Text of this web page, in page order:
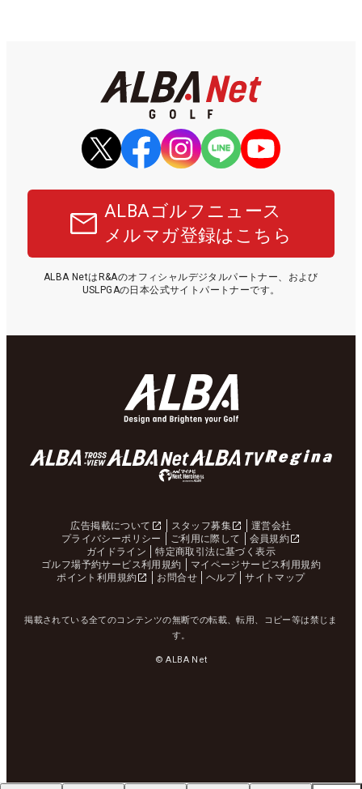
ALBAゴルフニュース
メルマガ登録はこちら
ALBA NetはR&Aのオフィシャルデジタルパートナー、および
USLPGAの日本公式サイトパートナーです。
広告掲載について スタッフ募集
運営会社
プライバシーポリシー
ご利用に際して
会員規約
ガイドライン
特定商取引法に基づく表示
ゴルフ場予約サービス利用規約
マイページサービス利用規約
ポイント利用規約
お問合せ ヘルプ サイトマップ
掲載されている全てのコンテンツの無断での転載、転用、コピー等は禁じま
す。
© ALBA Net